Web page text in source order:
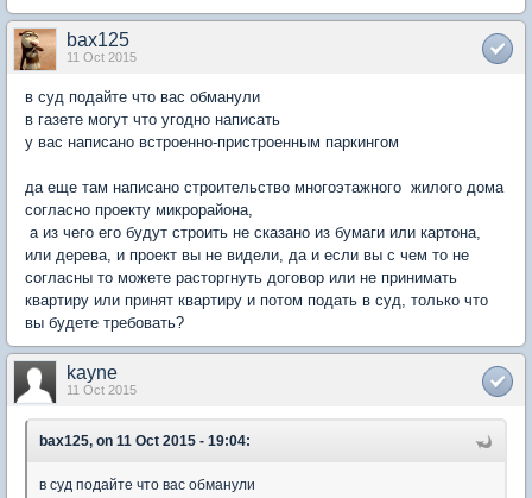
bax125
11 Oct 2015
в суд подайте что вас обманули
в газете могут что угодно написать
у вас написано встроенно-пристроенным паркингом
да еще там написано строительство многоэтажного жилого дома
согласно проекту микрорайона,
а из чего его будут строить не сказано из бумаги или картона,
или дерева, и проект вы не видели, да и если вы с чем то не
согласны то можете расторгнуть договор или не принимать
квартиру или принят квартиру и потом подать в суд, только что
вы будете требовать?
kayne
11 Oct 2015
bax125, on 11 Oct 2015 - 19:04:
в суд подайте что вас обманули